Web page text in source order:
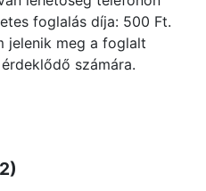
foglalás díja: 500 Ft.
jelenik meg a foglalt
számára.